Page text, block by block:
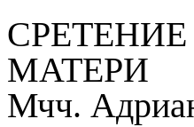
МАТЕРИ
Мчч.